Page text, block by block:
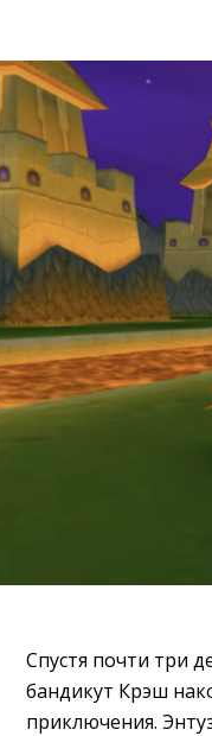
Спустя почти три
бандикут Крэш
приключения.